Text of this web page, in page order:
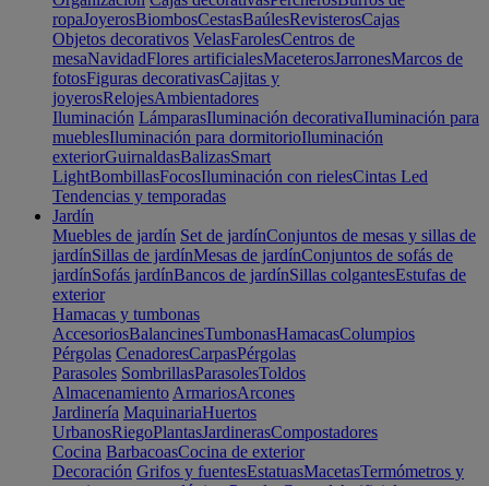
ropaJoyerosBiombosCestasBaúlesRevisterosCajas
Objetos decorativos VelasFarolesCentros de
mesaNavidadFlores artificialesMaceterosJarronesMarcos de
fotosFiguras decorativasCajitas y
joyerosRelojesAmbientadores
Iluminación LámparasIluminación decorativaIluminación para
mueblesIluminación para dormitorioIluminación
exteriorGuirnaldasBalizasSmart
LightBombillasFocosIluminación con rielesCintas Led
Tendencias y temporadas
Jardín
Muebles de jardín Set de jardínConjuntos de mesas y sillas de
jardínSillas de jardínMesas de jardínConjuntos de sofás de
jardínSofás jardínBancos de jardínSillas colgantesEstufas de
exterior
Hamacas y tumbonas
AccesoriosBalancinesTumbonasHamacasColumpios
Pérgolas CenadoresCarpasPérgolas
Parasoles SombrillasParasolesToldos
Almacenamiento ArmariosArcones
Jardinería MaquinariaHuertos
UrbanosRiegoPlantasJardinerasCompostadores
Cocina BarbacoasCocina de exterior
Decoración Grifos y fuentesEstatuasMacetasTermómetros y